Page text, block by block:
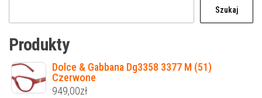
Szukaj
Produkty
Dolce & Gabbana Dg3358 3377 M (51)
Czerwone
949,00zł